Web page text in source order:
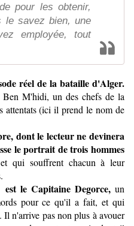
pour les obtenir,
le savez bien, une
employée, tout
réel de la bataille d'Alger.
M'hidi, un des chefs de la
attentats (ici il prend le nom de
dont le lecteur ne devinera
le portrait de trois hommes
qui souffrent chacun à leur
le Capitaine Degorce,un
pour ce qu'il a fait, et qui
Il n'arrive pas non plus à avouer